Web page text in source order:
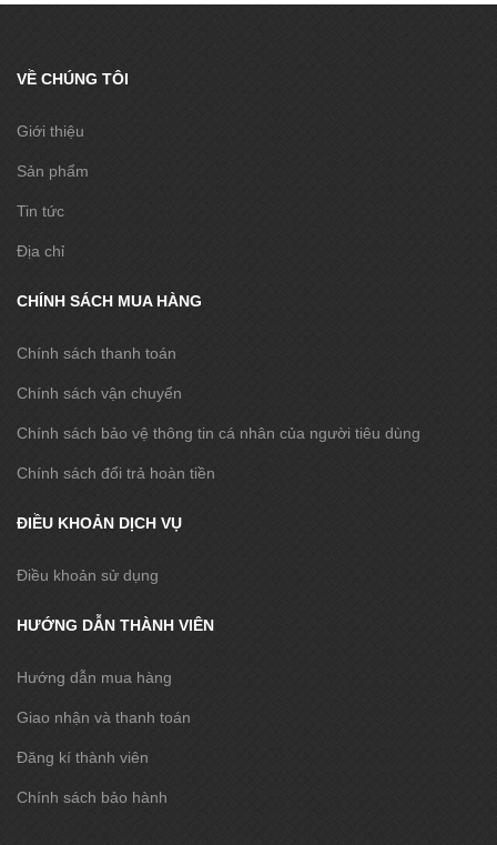
VỀ CHÚNG TÔI
Giới thiệu
Sản phẩm
Tin tức
Địa chỉ
CHÍNH SÁCH MUA HÀNG
Chính sách thanh toán
Chính sách vận chuyển
Chính sách bảo vệ thông tin cá nhân của người tiêu dùng
Chính sách đổi trả hoàn tiền
ĐIỀU KHOẢN DỊCH VỤ
Điều khoản sử dụng
HƯỚNG DẪN THÀNH VIÊN
Hướng dẫn mua hàng
Giao nhận và thanh toán
Đăng kí thành viên
Chính sách bảo hành